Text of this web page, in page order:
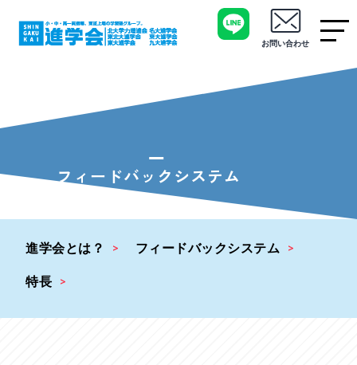
お問い合わせ
フィードバックシステム
進学会とは？
フィードバックシステム
特長